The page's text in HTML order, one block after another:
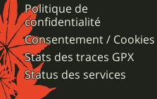
Politique de
confidentialité
Consentement / Cookies
Stats des traces GPX
Status des services